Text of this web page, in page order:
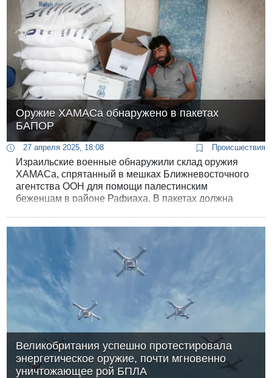
Оружие ХАМАСа обнаружено в пакетах
БАПОР
27 апреля 2025, 18:08 Происшествия
Израильские военные обнаружили склад оружия
ХАМАСа, спрятанный в мешках Ближневосточного
агентства ООН для помощи палестинским
беженцам в районе Рафиаха. В пакетах должна
Великобритания успешно протестировала
энергетическое оружие, почти мгновенно
уничтожающее рой БПЛА